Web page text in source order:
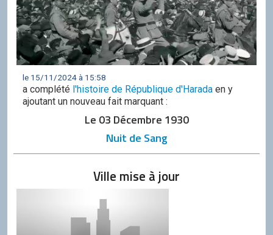
le 15/11/2024 à 15:58
a complété l'histoire de République d'Harada en y
ajoutant un nouveau fait marquant :
Le 03 Décembre 1930
Nuit de Sang
Ville mise à jour